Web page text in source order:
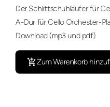
Der Schlittschuhläufer für
A-Dur für Cello Orchester-
Download (mp3 und pdf).
Zum Warenkorb